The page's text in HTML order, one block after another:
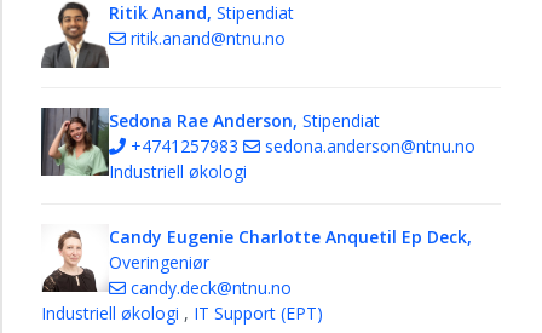
Ritik Anand, Stipendiat
ritik.anand@ntnu.no
Sedona Rae Anderson, Stipendiat
+4741257983
sedona.anderson@ntnu.no
Industriell økologi
Candy Eugenie Charlotte Anquetil Ep Deck,
Overingeniør
candy.deck@ntnu.no
Industriell økologi , IT Support (EPT)